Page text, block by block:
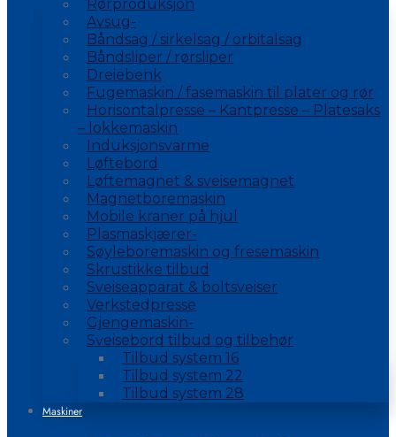
Rørproduksjon
Avsug-
Båndsag / sirkelsag / orbitalsag
Båndsliper / rørsliper
Dreiebenk
Fugemaskin / fasemaskin til plater og rør
Horisontalpresse – Kantpresse – Platesaks
– lokkemaskin
Induksjonsvarme
Løftebord
Løftemagnet & sveisemagnet
Magnetboremaskin
Mobile kraner på hjul
Plasmaskjærer-
Søyleboremaskin og fresemaskin
Skrustikke tilbud
Sveiseapparat & boltsveiser
Verkstedpresse
Gjengemaskin-
Sveisebord tilbud og tilbehør
Tilbud system 16
Tilbud system 22
Tilbud system 28
Maskiner